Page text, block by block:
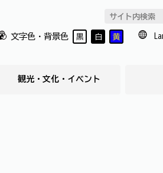
文字色・背景色 黒 白 黄
観光・文化・イベント